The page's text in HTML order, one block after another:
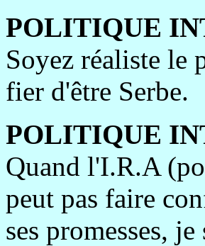
POLITIQUE
Soyez réaliste le
fier d'être Serbe.
POLITIQUE
Quand l'I.R.A
peut pas faire
ses promesses,